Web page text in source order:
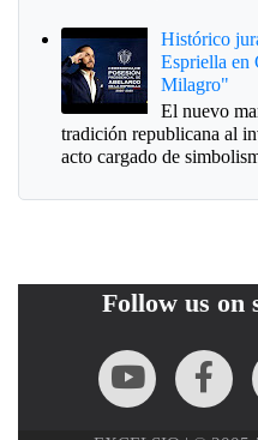
Histórico
Espriella en
Milagro"
El nuevo
tradición republicana al
acto cargado de
Follow us on